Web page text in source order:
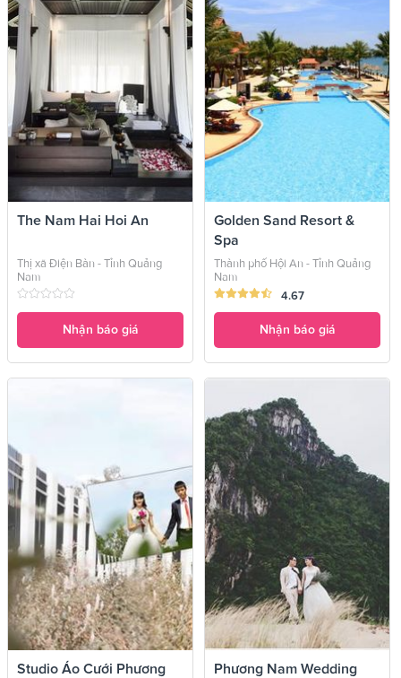
The Nam Hai Hoi An
Thị xã Điện Bàn - Tỉnh Quảng
Nam
Nhận báo giá
Golden Sand Resort &
Spa
Thành phố Hội An - Tỉnh Quảng
Nam
4.67
Nhận báo giá
Studio Áo Cưới Phương
Phương Nam Wedding